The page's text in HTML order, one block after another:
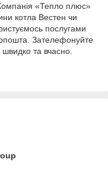
«Тепло плюс»
котла Вестен чи
послугами
Зателефонуйте
та вчасно.